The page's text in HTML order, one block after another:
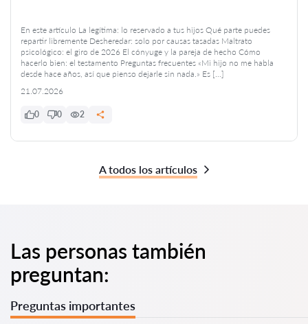
En este artículo La legítima: lo reservado a tus hijos Qué parte puedes
repartir libremente Desheredar: solo por causas tasadas Maltrato
psicológico: el giro de 2026 El cónyuge y la pareja de hecho Cómo
hacerlo bien: el testamento Preguntas frecuentes «Mi hijo no me habla
desde hace años, así que pienso dejarle sin nada.» Es […]
21.07.2026
0 0 2
A todos los artículos
Las personas también
preguntan:
Preguntas importantes